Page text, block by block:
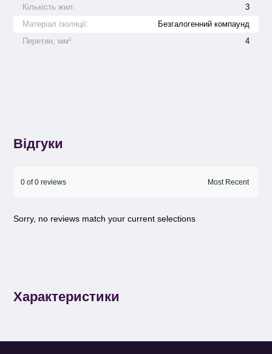
Кількість жил:
3
Матеріал ізоляції:
Безгалогенний компаунд
Перетин, мм²:
4
Відгуки
0 of 0 reviews
Sorry, no reviews match your current selections
Характеристики